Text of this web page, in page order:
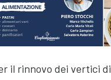
il rinnovo dei vertici di